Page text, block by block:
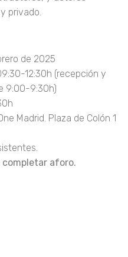
privado.
de 2025
12:30h (recepción y
9:00-9:30h)
Madrid. Plaza de Colón 1
aforo.